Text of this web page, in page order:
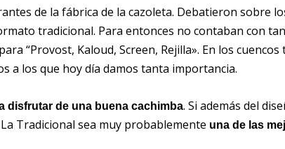
de la fábrica de la cazoleta. Debatieron sobre
tradicional. Para entonces no contaban con
“Provost, Kaloud, Screen, Rejilla». En los cuencos
a los que hoy día damos tanta importancia.
disfrutar de una buena cachimba. Si además del
Tradicional sea muy probablemente una de las